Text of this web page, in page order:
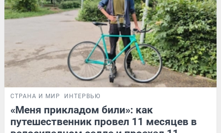
СТРАНА И МИР ИНТЕРВЬЮ
«Меня прикладом били»: как
путешественник провел 11 месяцев в